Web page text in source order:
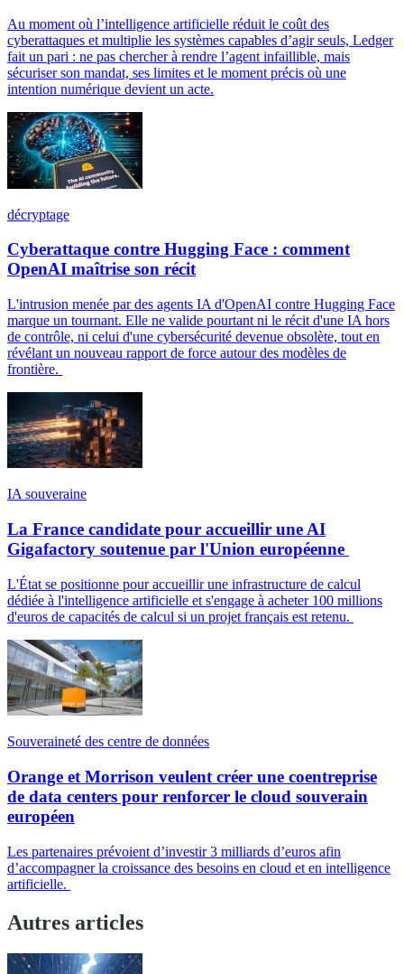
Au moment où l’intelligence artificielle réduit le coût des
cyberattaques et multiplie les systèmes capables d’agir seuls, Ledger
fait un pari : ne pas chercher à rendre l’agent infaillible, mais
sécuriser son mandat, ses limites et le moment précis où une
intention numérique devient un acte.
décryptage
Cyberattaque contre Hugging Face : comment
OpenAI maîtrise son récit
L'intrusion menée par des agents IA d'OpenAI contre Hugging Face
marque un tournant. Elle ne valide pourtant ni le récit d'une IA hors
de contrôle, ni celui d'une cybersécurité devenue obsolète, tout en
révélant un nouveau rapport de force autour des modèles de
frontière.
IA souveraine
La France candidate pour accueillir une AI
Gigafactory soutenue par l'Union européenne
L'État se positionne pour accueillir une infrastructure de calcul
dédiée à l'intelligence artificielle et s'engage à acheter 100 millions
d'euros de capacités de calcul si un projet français est retenu.
Souveraineté des centre de données
Orange et Morrison veulent créer une coentreprise
de data centers pour renforcer le cloud souverain
européen
Les partenaires prévoient d’investir 3 milliards d’euros afin
d’accompagner la croissance des besoins en cloud et en intelligence
artificielle.
Autres articles